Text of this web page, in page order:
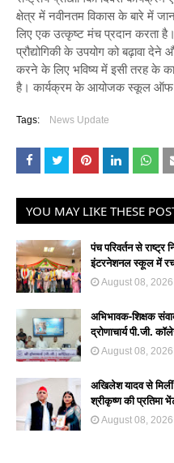
क्षेत्र में नवीनतम विकास के बारे में
लिए एक उत्कृष्ट मंच प्रदान करता है।
प्रौद्योगिकी के उपयोग को बढ़ावा
करने के लिए भविष्य में इसी तरह के
है। कार्यक्रम के आयोजक स्कूल ऑफ
Tags: News Update
YOU MAY LIKE THESE
पंच परिवर्तन से राष्ट्र
इंटरनेशनल स्कूल में
August 08, 2026
अभिभावक-शिक्षक
द्रोणाचार्य पी.जी.
August 08, 2026
अखिलेश यादव से मिलीं
श्रीकृष्ण की प्रतिमा
August 08, 2026